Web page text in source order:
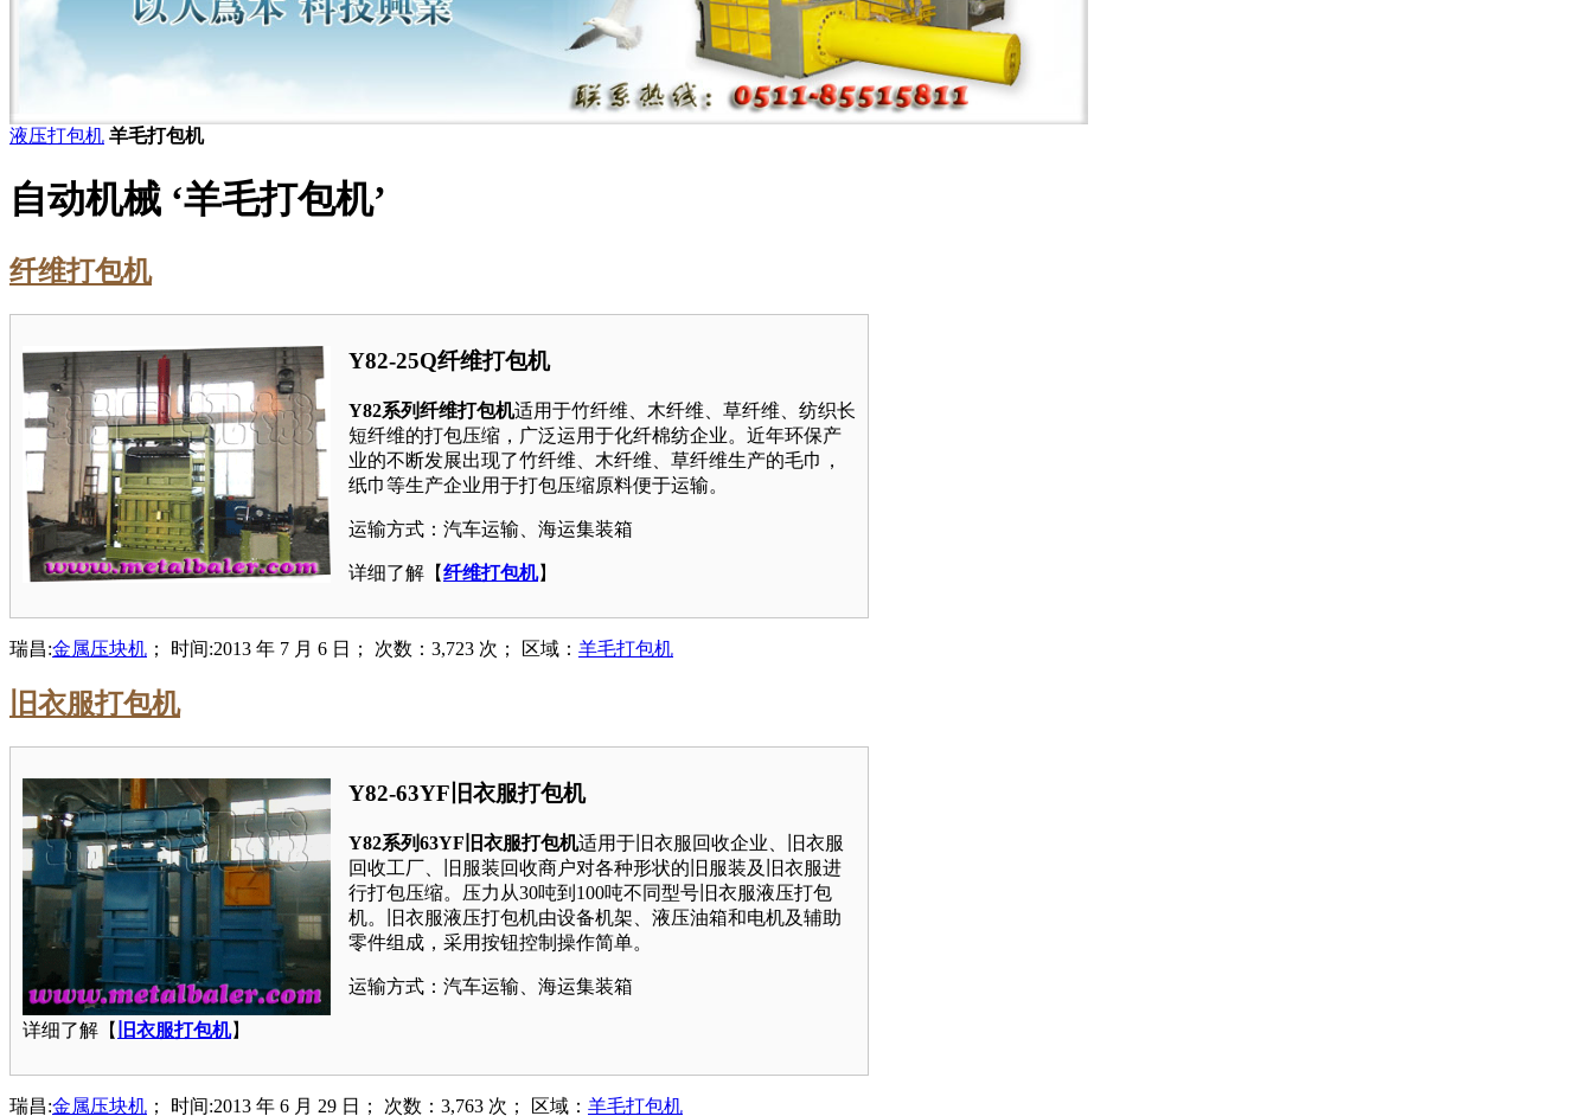
液压打包机 羊毛打包机
自动机械 ‘羊毛打包机’
纤维打包机
Y82-25Q纤维打包机
Y82系列纤维打包机适用于竹纤维、木纤维、草纤维、纺织长
短纤维的打包压缩，广泛运用于化纤棉纺企业。近年环保产
业的不断发展出现了竹纤维、木纤维、草纤维生产的毛巾，
纸巾等生产企业用于打包压缩原料便于运输。
运输方式：汽车运输、海运集装箱
详细了解【纤维打包机】
瑞昌:金属压块机 ； 时间:2013 年 7 月 6 日； 次数：3,723 次； 区域： 羊毛打包机
旧衣服打包机
Y82-63YF旧衣服打包机
Y82系列63YF旧衣服打包机适用于旧衣服回收企业、旧衣服
回收工厂、旧服装回收商户对各种形状的旧服装及旧衣服进
行打包压缩。压力从30吨到100吨不同型号旧衣服液压打包
机。旧衣服液压打包机由设备机架、液压油箱和电机及辅助
零件组成，采用按钮控制操作简单。
运输方式：汽车运输、海运集装箱
详细了解【 旧衣服打包机】
瑞昌:金属压块机 ； 时间:2013 年 6 月 29 日； 次数：3,763 次； 区域： 羊毛打包机